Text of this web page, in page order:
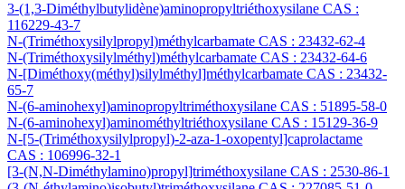
3-(1,3-Diméthylbutylidène)aminopropyltriéthoxysilane CAS :
116229-43-7
N-(Triméthoxysilylpropyl)méthylcarbamate CAS : 23432-62-4
N-(Triméthoxysilylméthyl)méthylcarbamate CAS : 23432-64-6
N-[Diméthoxy(méthyl)silylméthyl]méthylcarbamate CAS : 23432-
65-7
N-(6-aminohexyl)aminopropyltriméthoxysilane CAS : 51895-58-0
N-(6-aminohexyl)aminométhyltriéthoxysilane CAS : 15129-36-9
N-[5-(Triméthoxysilylpropyl)-2-aza-1-oxopentyl]caprolactame
CAS : 106996-32-1
[3-(N,N-Diméthylamino)propyl]triméthoxysilane CAS : 2530-86-1